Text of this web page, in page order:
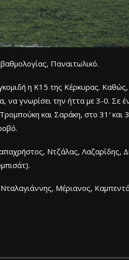
Παναιτωλικό.
η Κ15 της Κέρκυρας.
γνωρίσει την ήττα με 3-0. Σε
και Σαράκη, στο 31′ και
Ντζάλας,
Μέριανος,